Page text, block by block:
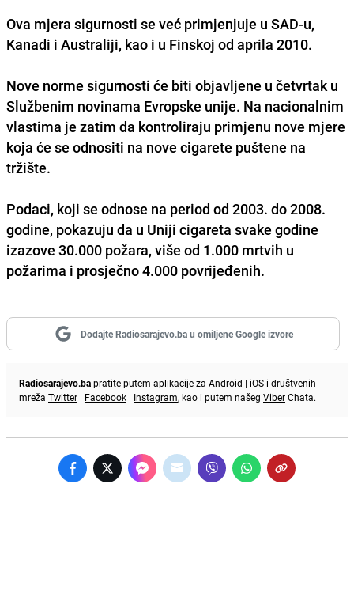
Ova mjera sigurnosti se već primjenjuje u SAD-u,
Kanadi i Australiji, kao i u Finskoj od aprila 2010.
Nove norme sigurnosti će biti objavljene u četvrtak u
Službenim novinama Evropske unije. Na nacionalnim
vlastima je zatim da kontroliraju primjenu nove mjere
koja će se odnositi na nove cigarete puštene na
tržište.
Podaci, koji se odnose na period od 2003. do 2008.
godine, pokazuju da u Uniji cigareta svake godine
izazove 30.000 požara, više od 1.000 mrtvih u
požarima i prosječno 4.000 povrijeđenih.
Dodajte Radiosarajevo.ba u omiljene Google izvore
Radiosarajevo.bapratite putem aplikacije za Android | iOS i društvenih
mreža Twitter | Facebook | Instagram, kao i putem našeg ViberChata.